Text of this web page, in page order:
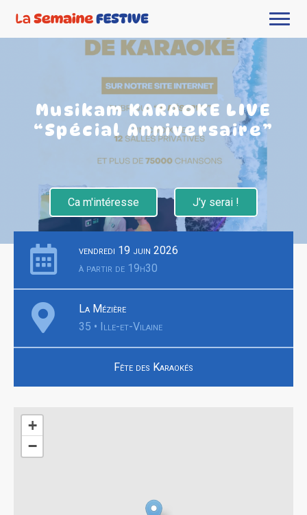
Musikam KARAOKE LIVE
“Spécial Anniversaire”
Ca m'intéresse J'y serai !
vendredi 19 juin 2026
à partir de 19h30
La Mézière
35 • Ille-et-Vilaine
Fête des Karaokés
+
−